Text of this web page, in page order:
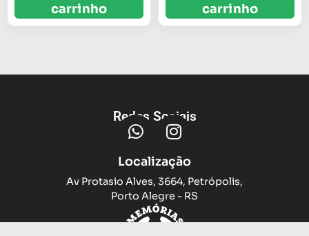
carrinho
carrinho
Redes Sociais
Localização
Av Protasio Alves, 3664, Petrópolis,
Porto Alegre - RS